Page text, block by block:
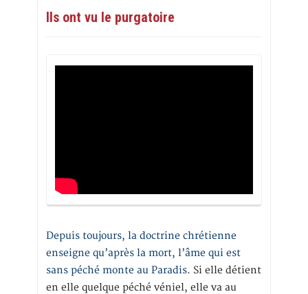
Ils ont vu le purgatoire
Depuis toujours, la doctrine chrétienne
enseigne qu’après la mort, l’âme qui est
sans péché monte au Paradis. Si elle détient
en elle quelque péché véniel, elle va au